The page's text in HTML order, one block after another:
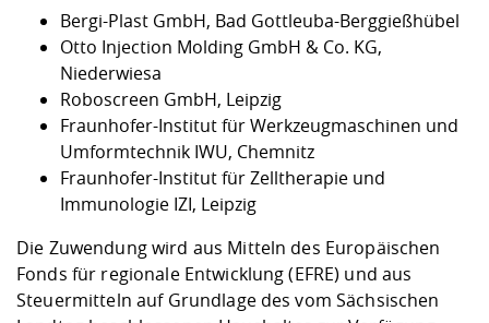
Bergi-Plast GmbH, Bad Gottleuba-Berggießhübel
Otto Injection Molding GmbH & Co. KG,
Niederwiesa
Roboscreen GmbH, Leipzig
Fraunhofer-Institut für Werkzeugmaschinen und
Umformtechnik IWU, Chemnitz
Fraunhofer-Institut für Zelltherapie und
Immunologie IZI, Leipzig
Die Zuwendung wird aus Mitteln des Europäischen
Fonds für regionale Entwicklung (EFRE) und aus
Steuermitteln auf Grundlage des vom Sächsischen